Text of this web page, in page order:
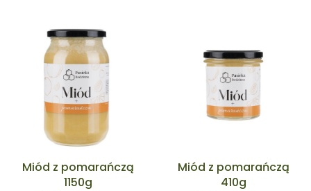
Miód z pomarańczą
1150g
Miód z pomarańczą
410g